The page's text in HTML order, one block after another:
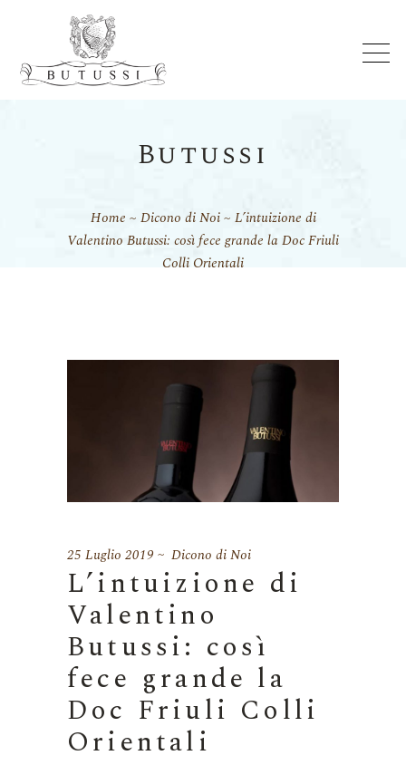
Butussi
Home Dicono di Noi
L’intuizione di
Valentino Butussi: così fece grande la Doc Friuli
Colli Orientali
25 Luglio 2019 Dicono di Noi
L’intuizione di
Valentino
Butussi: così
fece grande la
Doc Friuli Colli
Orientali